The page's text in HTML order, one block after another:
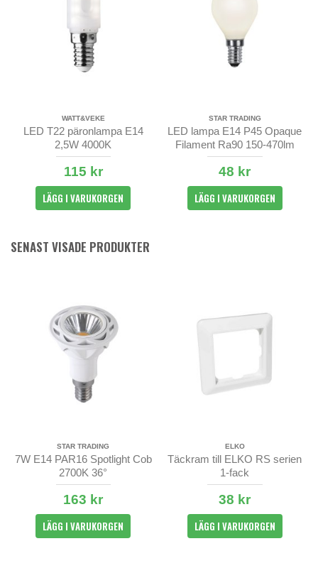
WATT&VEKE
LED T22 päronlampa E14
2,5W 4000K
115 kr
LÄGG I VARUKORGEN
STAR TRADING
LED lampa E14 P45 Opaque
Filament Ra90 150-470lm
2700K
48 kr
LÄGG I VARUKORGEN
SENAST VISADE PRODUKTER
STAR TRADING
7W E14 PAR16 Spotlight Cob
2700K 36°
163 kr
LÄGG I VARUKORGEN
ELKO
Täckram till ELKO RS serien
1-fack
38 kr
LÄGG I VARUKORGEN